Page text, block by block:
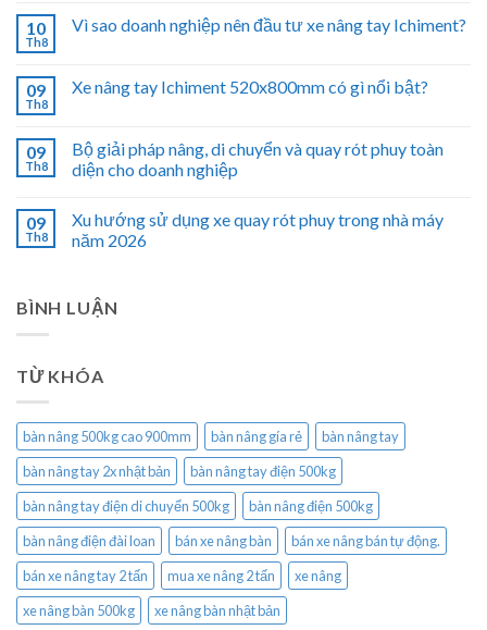
10
Th8
Vì sao doanh nghiệp nên đầu tư xe nâng tay Ichiment?
09
Th8
Xe nâng tay Ichiment 520x800mm có gì nổi bật?
09
Th8
Bộ giải pháp nâng, di chuyển và quay rót phuy toàn
diện cho doanh nghiệp
09
Th8
Xu hướng sử dụng xe quay rót phuy trong nhà máy
năm 2026
BÌNH LUẬN
TỪ KHÓA
bàn nâng 500kg cao 900mm bàn nâng gía rẻ
bàn nâng tay
bàn nâng tay 2x nhật bản
bàn nâng tay điện 500kg
bàn nâng tay điện di chuyển 500kg
bàn nâng điện 500kg
bàn nâng điện đài loan
bán xe nâng bàn
bán xe nâng bán tự động.
bán xe nâng tay 2 tấn
mua xe nâng 2 tấn
xe nâng
xe nâng bàn 500kg
xe nâng bàn nhật bản